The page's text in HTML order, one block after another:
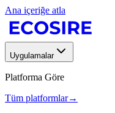
Ana içeriğe atla
Uygulamalar
Platforma Göre
Tüm platformlar→